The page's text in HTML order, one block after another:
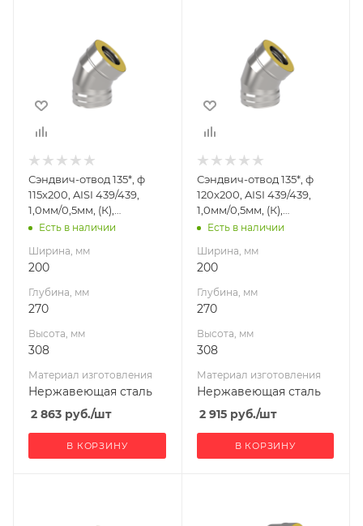
Глубина, мм
Высота, мм
308
Материал
Нержавеющая
сталь
Производитель
УМК
Сэндвич-отвод 135*, ф
115х200, AISI 439/439,
1,0мм/0,5мм, (К),
удл=60мм
Есть в наличии
Ширина, мм
200
Глубина, мм
270
Высота, мм
308
Материал изготовления
Нержавеющая сталь
2 863 руб./шт
В КОРЗИНУ
Глубина, мм
Высота, мм
308
Материал
Нержавеющая
сталь
Производитель
УМК
Сэндвич-отвод 135*, ф
120х200, AISI 439/439,
1,0мм/0,5мм, (К),
удл=60мм
Есть в наличии
Ширина, мм
200
Глубина, мм
270
Высота, мм
308
Материал изготовления
Нержавеющая сталь
2 915руб./шт
В КОРЗИНУ